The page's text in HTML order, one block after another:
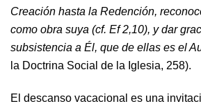
Creación hasta la Redención,
como obra suya (cf. Ef 2,10), y dar
subsistencia a Él, que de ellas es el
la Doctrina Social de la Iglesia, 258).
El descanso vacacional es una